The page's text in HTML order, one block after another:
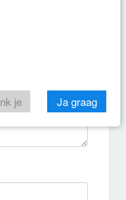
je Ja graag